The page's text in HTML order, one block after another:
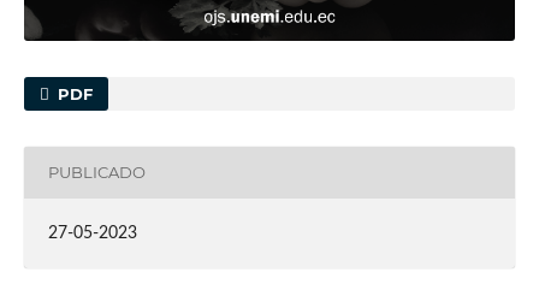
PDF
PUBLICADO
27-05-2023